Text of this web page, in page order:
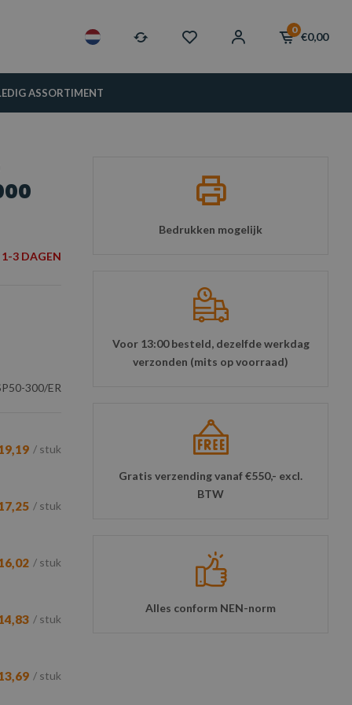
0
€0,00
ASSORTIMENT
3 DAGEN
300/ER
/ stuk
/ stuk
/ stuk
/ stuk
/ stuk
Bedrukken mogelijk
Voor 13:00 besteld, dezelfde werkdag
verzonden (mits op voorraad)
Gratis verzending vanaf €550,- excl.
BTW
Alles conform NEN-norm